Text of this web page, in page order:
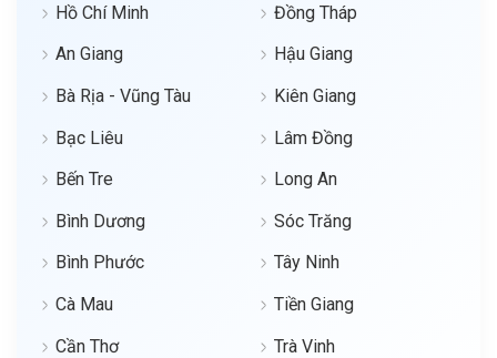
Hồ Chí Minh
An Giang
Bà Rịa - Vũng Tàu
Bạc Liêu
Bến Tre
Bình Dương
Bình Phước
Cà Mau
Cần Thơ
Đồng Tháp
Hậu Giang
Kiên Giang
Lâm Đồng
Long An
Sóc Trăng
Tây Ninh
Tiền Giang
Trà Vinh